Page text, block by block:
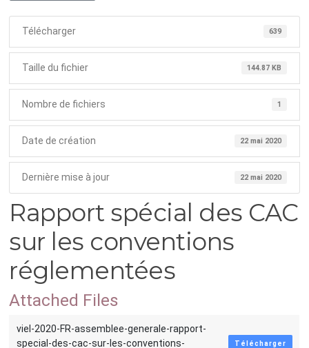
Télécharger 639
Taille du fichier 144.87 KB
Nombre de fichiers 1
Date de création 22 mai 2020
Dernière mise à jour 22 mai 2020
Rapport spécial des CAC
sur les conventions
réglementées
Attached Files
viel-2020-FR-assemblee-generale-rapport-
special-des-cac-sur-les-conventions-
Télécharger